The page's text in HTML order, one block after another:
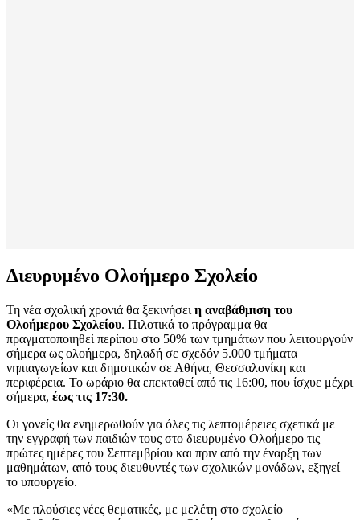
Διευρυμένο Ολοήμερο Σχολείο
Τη νέα σχολική χρονιά θα ξεκινήσει η αναβάθμιση του
Ολοήμερου Σχολείου. Πιλοτικά το πρόγραμμα θα
πραγματοποιηθεί περίπου στο 50% των τμημάτων που λειτουργούν
σήμερα ως ολοήμερα, δηλαδή σε σχεδόν 5.000 τμήματα
νηπιαγωγείων και δημοτικών σε Αθήνα, Θεσσαλονίκη και
περιφέρεια. Το ωράριο θα επεκταθεί από τις 16:00, που ίσχυε μέχρι
σήμερα, έως τις 17:30.
Οι γονείς θα ενημερωθούν για όλες τις λεπτομέρειες σχετικά με
την εγγραφή των παιδιών τους στο διευρυμένο Ολοήμερο τις
πρώτες ημέρες του Σεπτεμβρίου και πριν από την έναρξη των
μαθημάτων, από τους διευθυντές των σχολικών μονάδων, εξηγεί
το υπουργείο.
«Με πλούσιες νέες θεματικές, με μελέτη στο σχολείο